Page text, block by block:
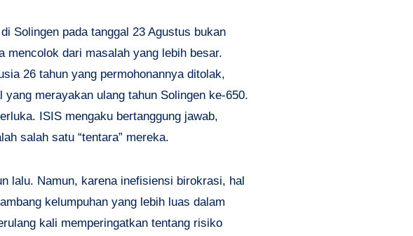
Solingen pada tanggal 23 Agustus bukan
dari masalah yang lebih besar.
26 tahun yang permohonannya ditolak,
merayakan ulang tahun Solingen ke-650.
ISIS mengaku bertanggung jawab,
salah satu “tentara” mereka.
lalu. Namun, karena inefisiensi birokrasi, hal
kelumpuhan yang lebih luas dalam
kali memperingatkan tentang risiko